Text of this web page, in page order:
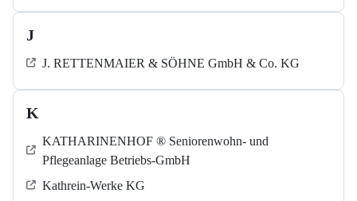
J
J. RETTENMAIER & SÖHNE GmbH & Co. KG
K
KATHARINENHOF ® Seniorenwohn- und
Pflegeanlage Betriebs-GmbH
Kathrein-Werke KG